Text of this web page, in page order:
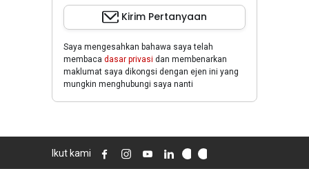
Kirim Pertanyaan
Saya mengesahkan bahawa saya telah
membaca dasar privasi dan membenarkan
maklumat saya dikongsi dengan ejen ini yang
mungkin menghubungi saya nanti
Ikut kami